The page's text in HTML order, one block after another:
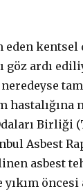
eden
ardı
Birliği
Asbest
asbest